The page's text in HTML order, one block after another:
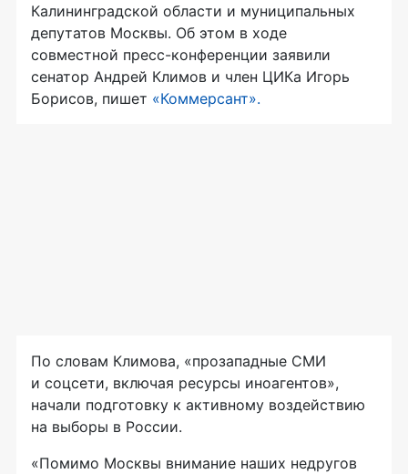
Калининградской области и муниципальных
депутатов Москвы. Об этом в ходе
совместной пресс-конференции заявили
сенатор Андрей Климов и член ЦИКа Игорь
Борисов, пишет «Коммерсант».
По словам Климова, «прозападные СМИ
и соцсети, включая ресурсы иноагентов»,
начали подготовку к активному воздействию
на выборы в России.
«Помимо Москвы внимание наших недругов